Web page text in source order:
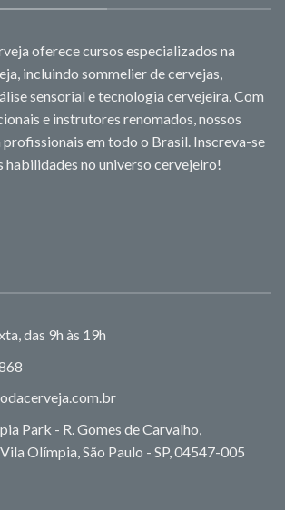
oferece cursos especializados na
incluindo sommelier de cervejas,
sensorial e tecnologia cervejeira. Com
e instrutores renomados, nossos
em todo o Brasil. Inscreva-se
habilidades no universo cervejeiro!
das 9h às 19h
Park - R. Gomes de Carvalho,
Olímpia, São Paulo - SP, 04547-005